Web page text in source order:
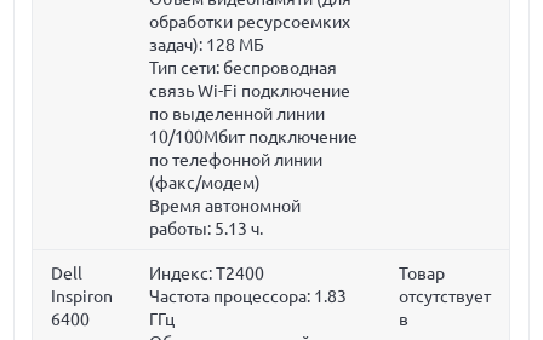
обработки ресурсоемких
задач): 128 МБ
Тип сети: беспроводная
связь Wi-Fi подключение
по выделенной линии
10/100Мбит подключение
по телефонной линии
(факс/модем)
Время автономной
работы: 5.13 ч.
Dell
Inspiron
6400
Индекс: T2400
Частота процессора: 1.83
ГГц
Товар
отсутствует
в